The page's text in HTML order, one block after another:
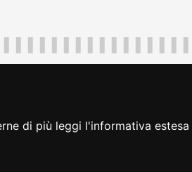
di più leggi l'informativa
cambio preferenze cookie loginFVG